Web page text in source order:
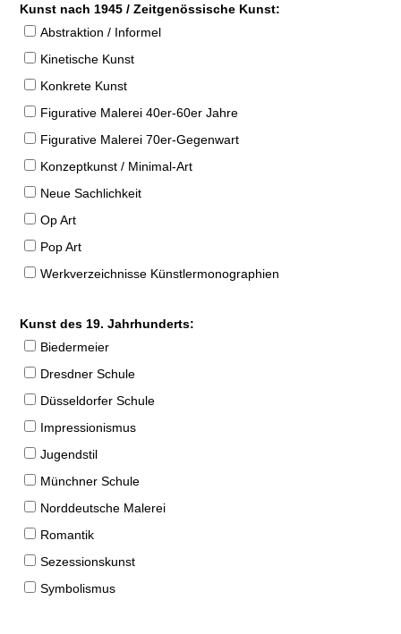
Kunst nach 1945 / Zeitgenössische Kunst:
Abstraktion / Informel
Kinetische Kunst
Konkrete Kunst
Figurative Malerei 40er-60er Jahre
Figurative Malerei 70er-Gegenwart
Konzeptkunst / Minimal-Art
Neue Sachlichkeit
Op Art
Pop Art
Werkverzeichnisse Künstlermonographien
Kunst des 19. Jahrhunderts:
Biedermeier
Dresdner Schule
Düsseldorfer Schule
Impressionismus
Jugendstil
Münchner Schule
Norddeutsche Malerei
Romantik
Sezessionskunst
Symbolismus